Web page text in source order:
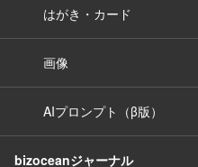
はがき・カード
画像
AIプロンプト（β版）
bizoceanジャーナル